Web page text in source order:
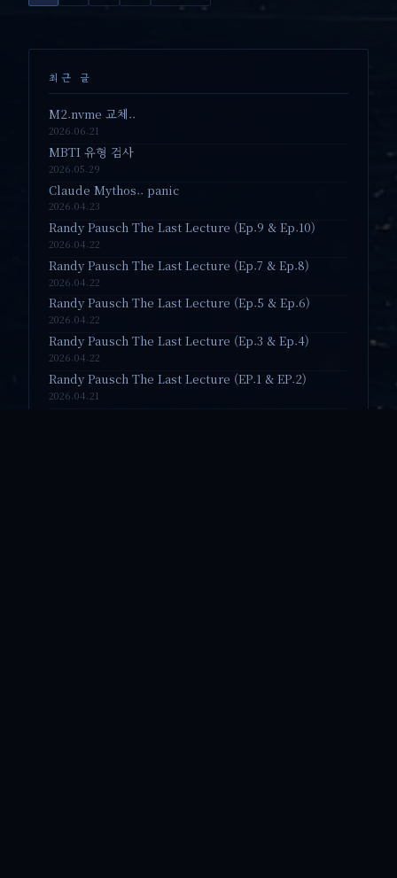
최근 글
M2.nvme 교체..
2026.06.21
MBTI 유형 검사
2026.05.29
Claude Mythos.. panic
2026.04.23
Randy Pausch The Last Lecture (Ep.9 & Ep.10)
2026.04.22
Randy Pausch The Last Lecture (Ep.7 & Ep.8)
2026.04.22
Randy Pausch The Last Lecture (Ep.5 & Ep.6)
2026.04.22
Randy Pausch The Last Lecture (Ep.3 & Ep.4)
2026.04.22
Randy Pausch The Last Lecture (EP.1 & EP.2)
2026.04.21